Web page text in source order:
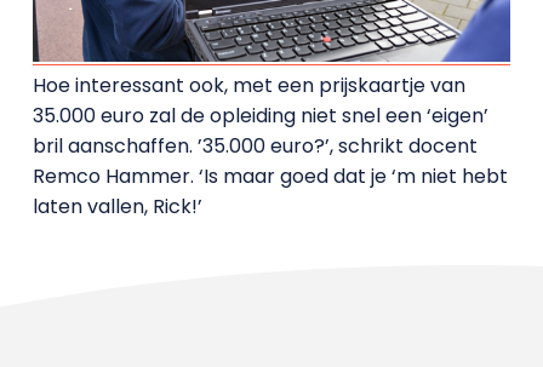
Hoe interessant ook, met een prijskaartje van
35.000 euro zal de opleiding niet snel een ‘eigen’
bril aanschaffen. ’35.000 euro?’, schrikt docent
Remco Hammer. ‘Is maar goed dat je ‘m niet hebt
laten vallen, Rick!’